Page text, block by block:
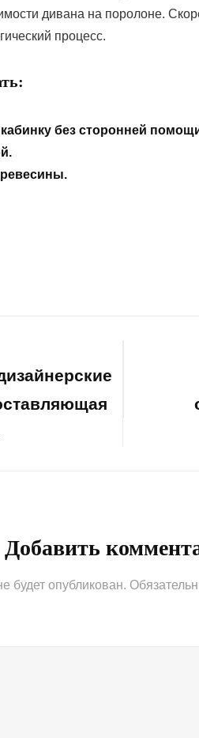
дивана на поролоне.
процесс.
без сторонней
Добавить
будет опубликован.